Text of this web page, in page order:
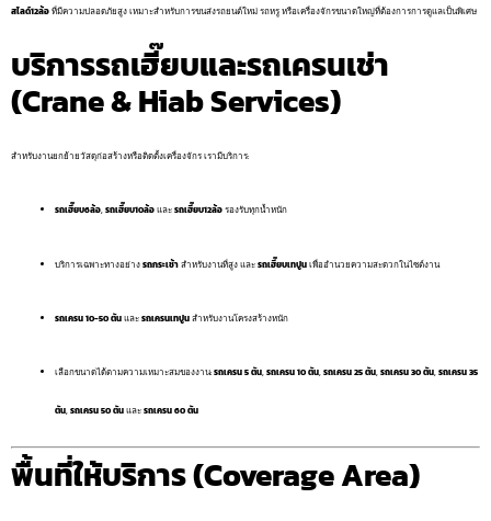
สไลด์12ล้อที่มีความปลอดภัยสูง เหมาะสำหรับการขนส่งรถยนต์ใหม่ รถหรู หรือเครื่องจักรขนาดใหญ่ที่ต้องการการดูแลเป็นพิเศษ
บริการรถเฮี๊ยบและรถเครนเช่า
(Crane & Hiab Services)
สำหรับงานยกย้ายวัสดุก่อสร้างหรือติดตั้งเครื่องจักร เรามีบริการ:
รถเฮี๊ยบ6ล้อ,รถเฮี๊ยบ10ล้อและรถเฮี๊ยบ12ล้อรองรับทุกน้ำหนัก
บริการเฉพาะทางอย่างรถกระเช้าสำหรับงานที่สูง และรถเฮี๊ยบเทปูนเพื่ออำนวยความสะดวกในไซต์งาน
รถเครน 10-50 ตันและรถเครนเทปูนสำหรับงานโครงสร้างหนัก
เลือกขนาดได้ตามความเหมาะสมของงาน:รถเครน 5 ตัน,รถเครน 10 ตัน,รถเครน 25 ตัน,รถเครน 30 ตัน,รถเครน 35
ตัน,รถเครน 50 ตันและรถเครน 60 ตัน
พื้นที่ให้บริการ (Coverage Area)